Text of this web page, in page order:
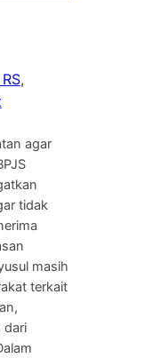
agar
tidak
masih
terkait
dari